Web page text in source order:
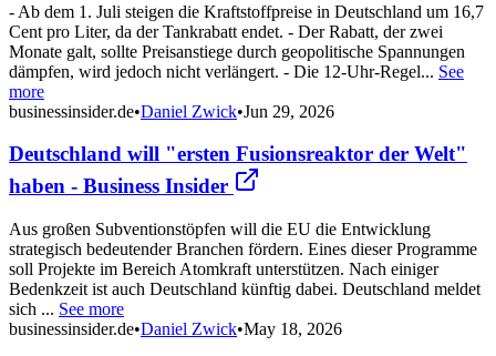
- Ab dem 1. Juli steigen die Kraftstoffpreise in Deutschland um 16,7
Cent pro Liter, da der Tankrabatt endet. - Der Rabatt, der zwei
Monate galt, sollte Preisanstiege durch geopolitische Spannungen
dämpfen, wird jedoch nicht verlängert. - Die 12-Uhr-Regel... See
more
businessinsider.de•Daniel Zwick•Jun 29, 2026
Deutschland will "ersten Fusionsreaktor der Welt"
haben - Business Insider
Aus großen Subventionstöpfen will die EU die Entwicklung
strategisch bedeutender Branchen fördern. Eines dieser Programme
soll Projekte im Bereich Atomkraft unterstützen. Nach einiger
Bedenkzeit ist auch Deutschland künftig dabei. Deutschland meldet
sich ... See more
businessinsider.de•Daniel Zwick•May 18, 2026